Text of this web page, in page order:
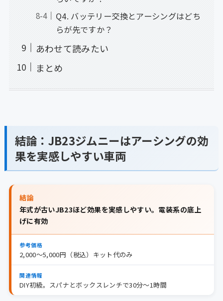
Q4. バッテリー交換とアーシングはどち
らが先ですか？
あわせて読みたい
まとめ
結論：JB23ジムニーはアーシングの効
果を実感しやすい車両
結論
年式が古いJB23ほど効果を実感しやすい。電装系の底上
げに有効
参考価格
2,000〜5,000円（税込）キット代のみ
関連情報
DIY初級。スパナとボックスレンチで30分〜1時間